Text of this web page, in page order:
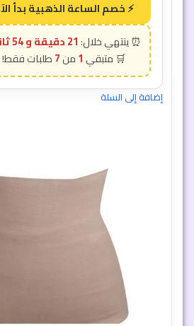
21 دقيقة و 51 ثانية
1
7
إضافة إلى السلة